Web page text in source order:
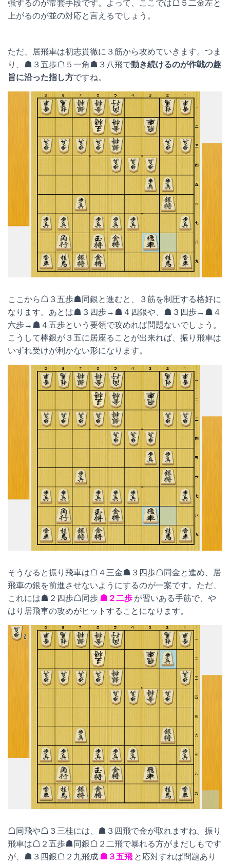
強するのが常套手段です。よって、ここでは☖５二金左と
上がるのが並の対応と言えるでしょう。
ただ、居飛車は初志貫徹に３筋から攻めていきます。つま
り、☗３五歩☖５一角☗３八飛で動き続けるのが作戦の趣
旨に沿った指し方ですね。
ここから☖３五歩☗同銀と進むと、３筋を制圧する格好に
なります。あとは☗３四歩→☗４四銀や、☗３四歩→☗４
六歩→☗４五歩という要領で攻めれば問題ないでしょう。
こうして棒銀が３五に居座ることが出来れば、振り飛車は
いずれ受けが利かない形になります。
そうなると振り飛車は☖４三金☗３四歩☖同金と進め、居
飛車の銀を前進させないようにするのが一案です。ただ、
これには☗２四歩☖同歩 ☗２二歩 が習いある手筋で、や
はり居飛車の攻めがヒットすることになります。
☖同飛や☖３三桂には、☗３四飛で金が取れますね。振り
飛車は☖２五歩☗同銀☖２二飛で暴れる方がまだしもです
が、☗３四銀☖２九飛成 ☗３五飛 と応対すれば問題あり